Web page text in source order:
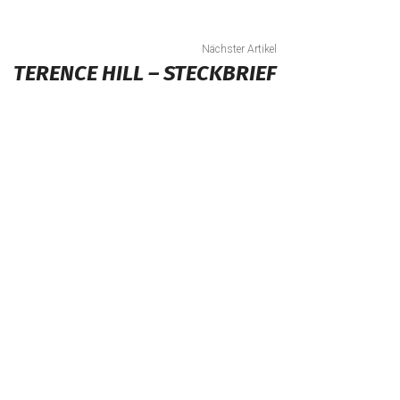
Nächster Artikel
TERENCE HILL – STECKBRIEF